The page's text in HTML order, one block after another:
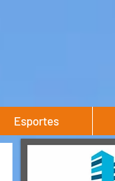
Esportes